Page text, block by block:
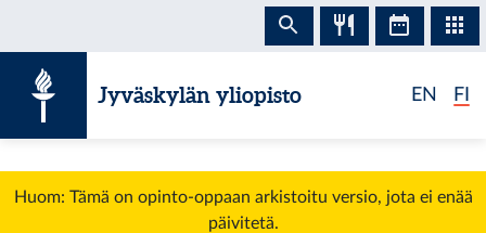
Jyväskylän yliopisto EN FI
Huom: Tämä on opinto-oppaan arkistoitu versio, jota ei enää
päivitetä.